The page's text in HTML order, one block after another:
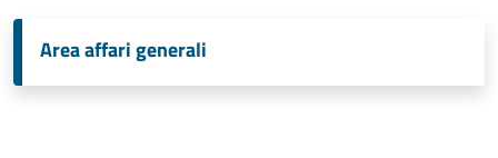
Area affari generali